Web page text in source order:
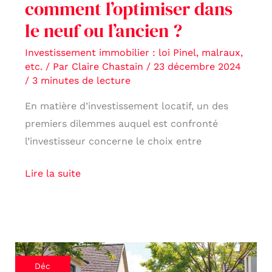
comment l’optimiser dans
le neuf ou l’ancien ?
Investissement immobilier : loi Pinel, malraux,
etc. / Par Claire Chastain / 23 décembre 2024
/ 3 minutes de lecture
En matière d’investissement locatif, un des
premiers dilemmes auquel est confronté
l’investisseur concerne le choix entre
Lire la suite
Déc
Investir